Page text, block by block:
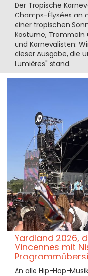
Der Tropische
Champs-Élysées an
einer tropischen
Kostüme, Trommeln
und Karnevalisten:
dieser Ausgabe, die
Lumières" stand.
Yardland 2026,
Vincennes mit
An alle Hip-Hop-